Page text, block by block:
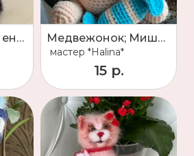
Игрушка мягкая; енот; Медвежонок; Мишка; Медведь; Игрушка
мастер *Halina*
15 р.